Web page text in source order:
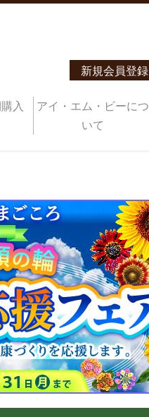
新規会員登録
入
アイ・エム・ビーにつ
いて